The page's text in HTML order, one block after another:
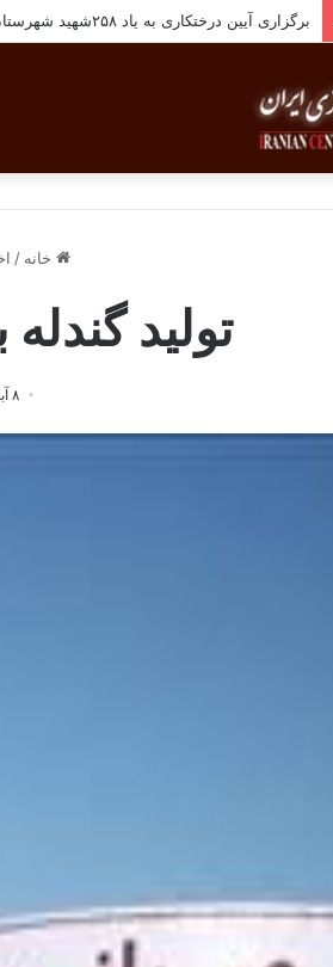
برگزاری آیین درختکاری به یاد ۲۵۸شهید شهرستان بافق
خانه /
تولید
۸ آبان ۱۳۹۶